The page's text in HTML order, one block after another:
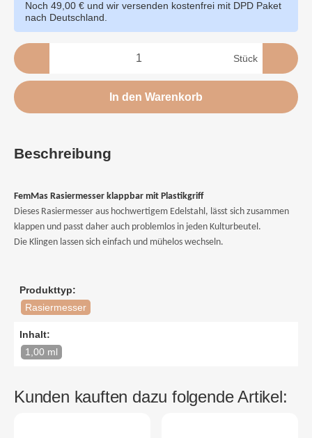
Noch 49,00 € und wir versenden kostenfrei mit DPD Paket
nach Deutschland.
Stück
In den Warenkorb
Beschreibung
FemMas Rasiermesser klappbar mit Plastikgriff
Dieses Rasiermesser aus hochwertigem Edelstahl, lässt sich zusammen
klappen und passt daher auch problemlos in jeden Kulturbeutel.
Die Klingen lassen sich einfach und mühelos wechseln.
Produkttyp:
Rasiermesser
Inhalt:
1,00 ml
Kunden kauften dazu folgende Artikel: